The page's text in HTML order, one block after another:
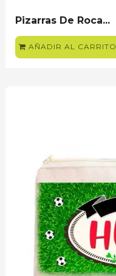
Pizarras De Roca...
AÑADIR AL CARRITO